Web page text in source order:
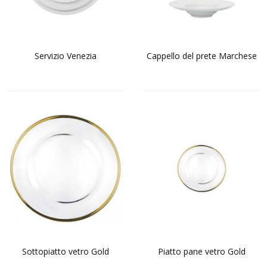
Servizio Venezia Cappello del prete Marchese
Sottopiatto vetro Gold Piatto pane vetro Gold